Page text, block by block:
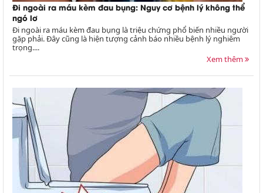
Đi ngoài ra máu kèm đau bụng: Nguy cơ bệnh lý không thể
ngó lơ
Đi ngoài ra máu kèm đau bụng là triệu chứng phổ biến nhiều người
gặp phải. Đây cũng là hiện tượng cảnh báo nhiều bệnh lý nghiêm
trọng....
Xem thêm